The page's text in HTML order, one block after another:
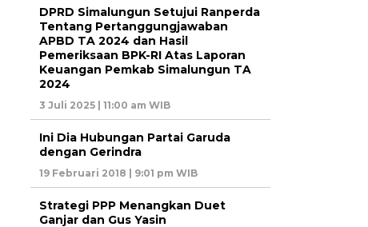
DPRD Simalungun Setujui Ranperda
Tentang Pertanggungjawaban
APBD TA 2024 dan Hasil
Pemeriksaan BPK-RI Atas Laporan
Keuangan Pemkab Simalungun TA
2024
3 Juli 2025 | 11:00 am WIB
Ini Dia Hubungan Partai Garuda
dengan Gerindra
19 Februari 2018 | 9:01 pm WIB
Strategi PPP Menangkan Duet
Ganjar dan Gus Yasin